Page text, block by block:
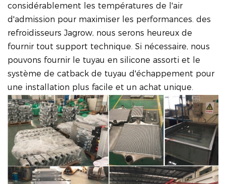
considérablement les températures de l'air
d'admission pour maximiser les performances. des
refroidisseurs Jagrow, nous serons heureux de
fournir tout support technique. Si nécessaire, nous
pouvons fournir le tuyau en silicone assorti et le
système de catback de tuyau d'échappement pour
une installation plus facile et un achat unique.